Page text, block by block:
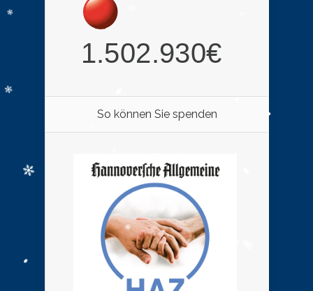
So können Sie spenden